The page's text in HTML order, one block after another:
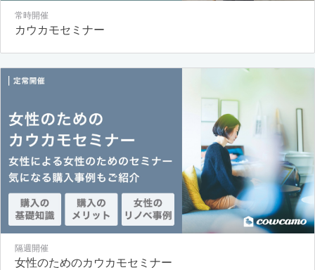
常時開催
カウカモセミナー
隔週開催
女性のためのカウカモセミナー